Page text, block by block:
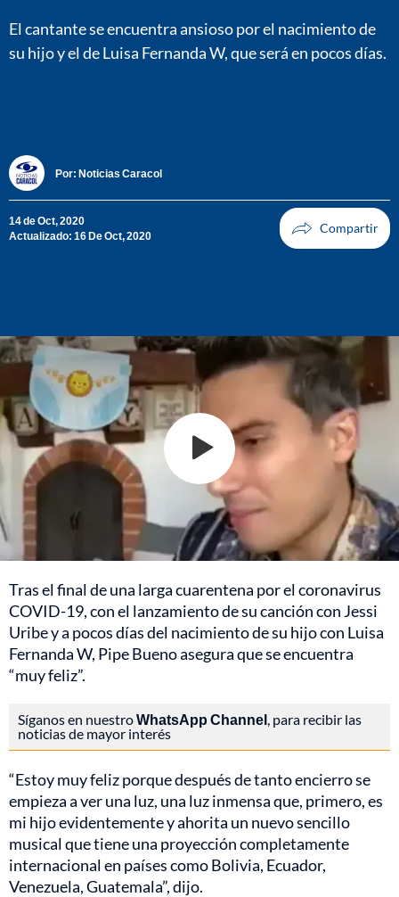
El cantante se encuentra ansioso por el nacimiento de
su hijo y el de Luisa Fernanda W, que será en pocos días.
Por: Noticias Caracol
14 de Oct, 2020
Actualizado: 16 De Oct, 2020
Tras el final de una larga cuarentena por el coronavirus
COVID-19, con el lanzamiento de su canción con Jessi
Uribe y a pocos días del nacimiento de su hijo con Luisa
Fernanda W, Pipe Bueno asegura que se encuentra
“muy feliz”.
Síganos en nuestroWhatsApp Channel , para recibir las
noticias de mayor interés
“Estoy muy feliz porque después de tanto encierro se
empieza a ver una luz, una luz inmensa que, primero, es
mi hijo evidentemente y ahorita un nuevo sencillo
musical que tiene una proyección completamente
internacional en países como Bolivia, Ecuador,
Venezuela, Guatemala”, dijo.